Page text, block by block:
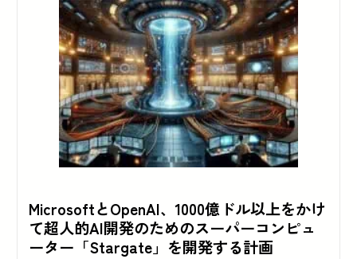
MicrosoftとOpenAI、1000億ドル以上をかけ
て超人的AI開発のためのスーパーコンピュ
ーター「Stargate」を開発する計画